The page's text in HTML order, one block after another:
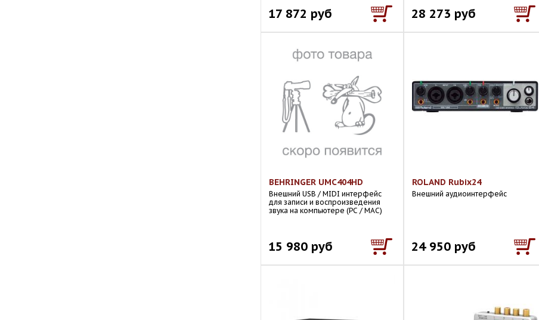
17 872 руб 28 273 руб
BEHRINGER UMC404HD
Внешний USB / MIDI интерфейс
для записи и воспроизведения
звука на компьютере (PC / MAC)
15 980 руб
ROLAND Rubix24
Внешний аудиоинтерфейс
24 950 руб